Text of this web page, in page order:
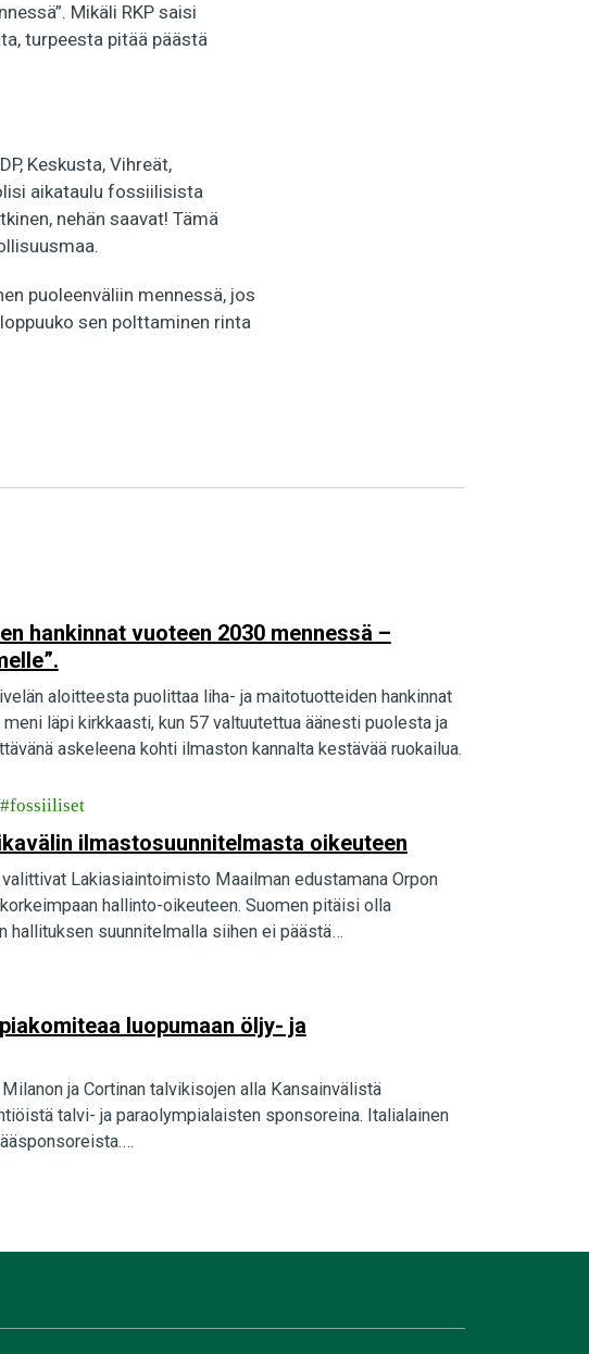
Mikäli RKP saisi
turpeesta pitää päästä
Keskusta, Vihreät,
aikataulu fossiilisista
nehän saavat! Tämä
puoleenväliin mennessä, jos
sen polttaminen rinta
hankinnat vuoteen 2030 mennessä –
aloitteesta puolittaa liha- ja maitotuotteiden hankinnat
läpi kirkkaasti, kun 57 valtuutettua äänesti puolesta ja
askeleena kohti ilmaston kannalta kestävää ruokailua.
fossiiliset
ilmastosuunnitelmasta oikeuteen
Lakiasiaintoimisto Maailman edustamana Orpon
hallinto-oikeuteen. Suomen pitäisi olla
hallituksen suunnitelmalla siihen ei päästä…
luopumaan öljy- ja
ja Cortinan talvikisojen alla Kansainvälistä
talvi- ja paraolympialaisten sponsoreina. Italialainen